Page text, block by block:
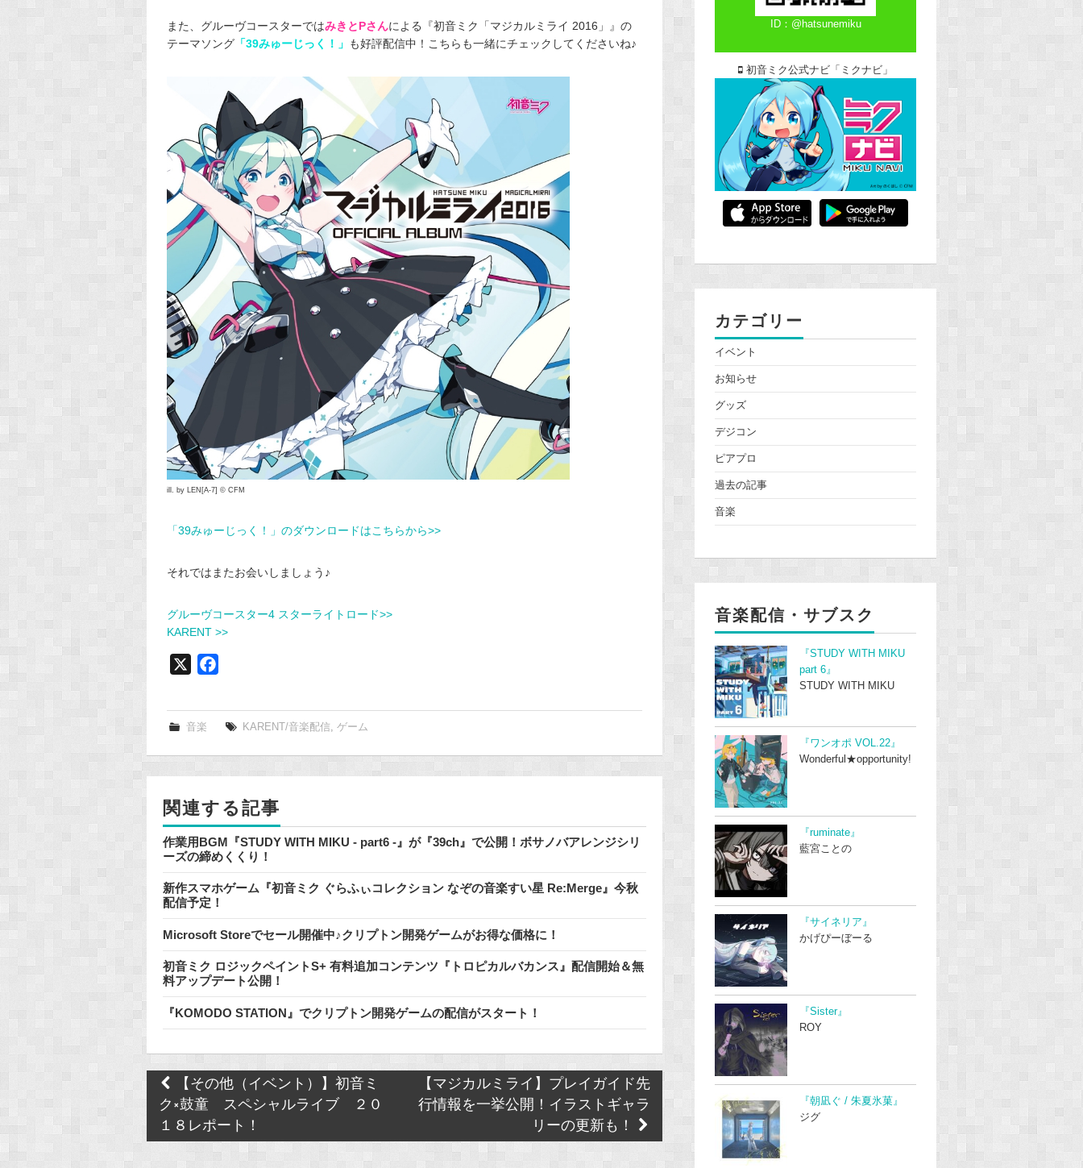
また、グルーヴコースターではみきとPさんによる『初音ミク「マジカルミライ 2016」』の
テーマソング 「39みゅーじっく！」 も好評配信中！こちらも一緒にチェックしてくださいね♪
ill. by LEN[A-7] © CFM
「39みゅーじっく！」のダウンロードはこちらから>>
それではまたお会いしましょう♪
グルーヴコースター4 スターライトロード>>
KARENT >>
o
k
音楽 KARENT/音楽配信 ,ゲーム
関連する記事
作業用BGM『STUDY WITH MIKU - part6 -』が『39ch』で公開！ボサノバアレンジシリ
ーズの締めくくり！
新作スマホゲーム『初音ミク ぐらふぃコレクション なぞの音楽すい星 Re:Merge』今秋
配信予定！
Microsoft Storeでセール開催中♪クリプトン開発ゲームがお得な価格に！
初音ミク ロジックペイントS+ 有料追加コンテンツ『トロピカルバカンス』配信開始＆無
料アップデート公開！
『KOMODO STATION』でクリプトン開発ゲームの配信がスタート！
Post
navigation
【その他（イベント）】初音ミ
ク×鼓童 スペシャルライブ ２０
１８レポート！
【マジカルミライ】プレイガイド先
行情報を一挙公開！イラストギャラ
リーの更新も！
ID：@hatsunemiku
初音ミク公式ナビ「ミクナビ」
カテゴリー
イベント
お知らせ
グッズ
デジコン
ピアプロ
過去の記事
音楽
音楽配信・サブスク
『STUDY WITH MIKU
part 6』
STUDY WITH MIKU
『ワンオポ VOL.22』
Wonderful★opportunity!
『ruminate』
藍宮ことの
『サイネリア』
かげぴーぼーる
『Sister』
ROY
『朝凪ぐ / 朱夏氷菓』
ジグ